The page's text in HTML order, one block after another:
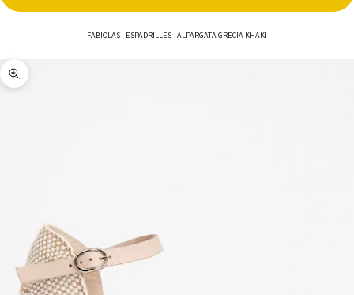
FABIOLAS- ESPADRILLES-ALPARGATA GRECIA KHAKI
Zoom picture